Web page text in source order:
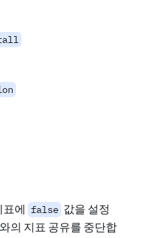
표에 false 값을 설정
의 지표 공유를 중단합